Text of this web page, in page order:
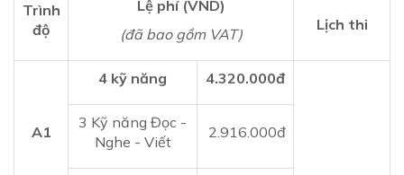
Trình
độ
Lệ phí (VND)
(đã bao gồm VAT)
Lịch thi
A1
4 kỹ năng 4.320.000đ
3 Kỹ năng Đọc -
Nghe - Viết
2.916.000đ